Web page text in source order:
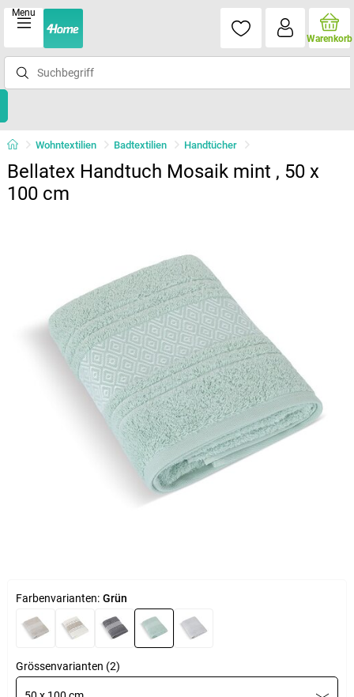
Menu
Warenkorb
Wohntextilien Badtextilien Handtücher
Bellatex Handtuch Mosaik mint , 50 x
100 cm
Farbenvarianten: Grün
Grössenvarianten (2)